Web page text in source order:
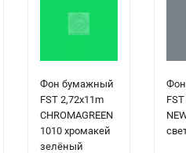
Фон бумажный
FST 2,72x11m
CHROMAGREEN
1010 хромакей
зелёный